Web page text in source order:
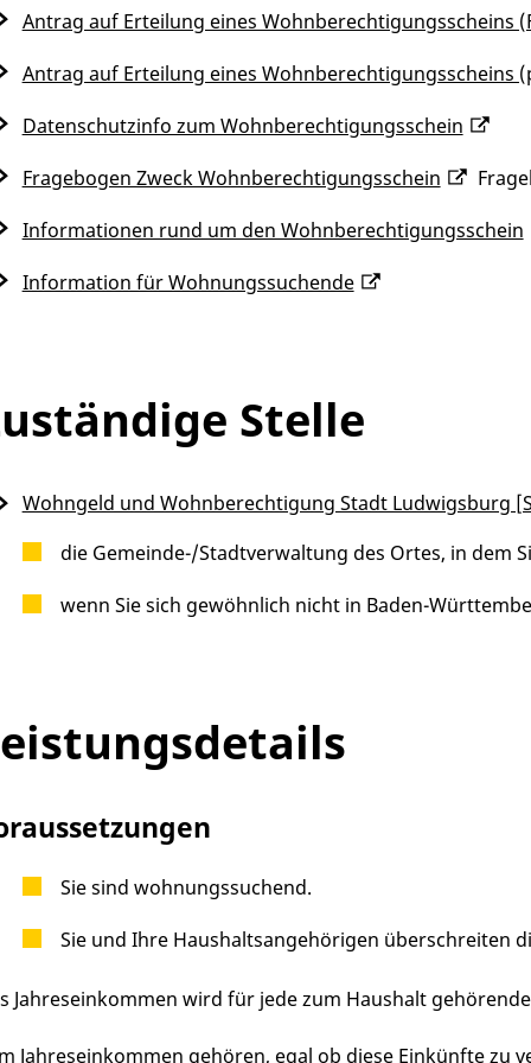
Antrag auf Erteilung eines Wohnberechtigungsscheins
Antrag auf Erteilung eines Wohnberechtigungsscheins
Datenschutzinfo zum Wohnberechtigungsschein
Fragebogen Zweck Wohnberechtigungsschein
Informationen rund um den Wohnberechtigungsschein
Information für Wohnungssuchende
Stelle
die Gemeinde-/Stadtverwaltung des Ortes, in dem
wenn Sie sich gewöhnlich nicht in Baden-
Wohngeld und Wohnberechtigung Stadt Ludwigsburg
Sie sind wohnungssuchend.
Sie und Ihre Haushaltsangehörigen überschreiten
Jahreseinkommen wird für jede zum Haushalt
Jahreseinkommen gehören, egal ob diese Einkünfte zu